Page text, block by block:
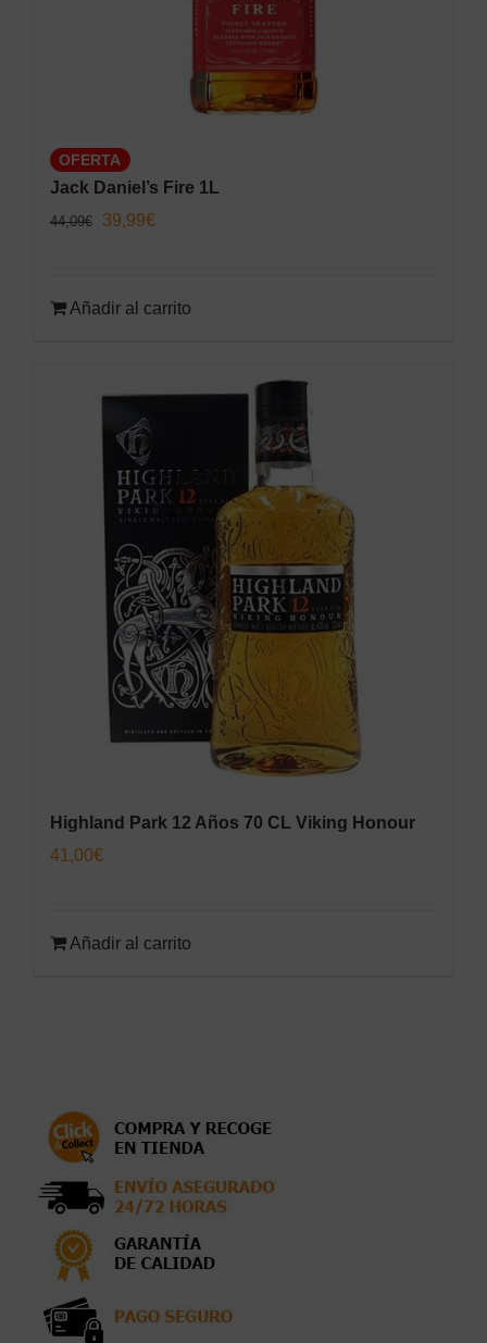
OFERTA
Jack Daniel’s Fire 1L
44,09€
El
era:
39,99€
es:
Añadir al carrito
Highland Park 12 Años 70 CL Viking Honour
41,00€
Añadir al carrito